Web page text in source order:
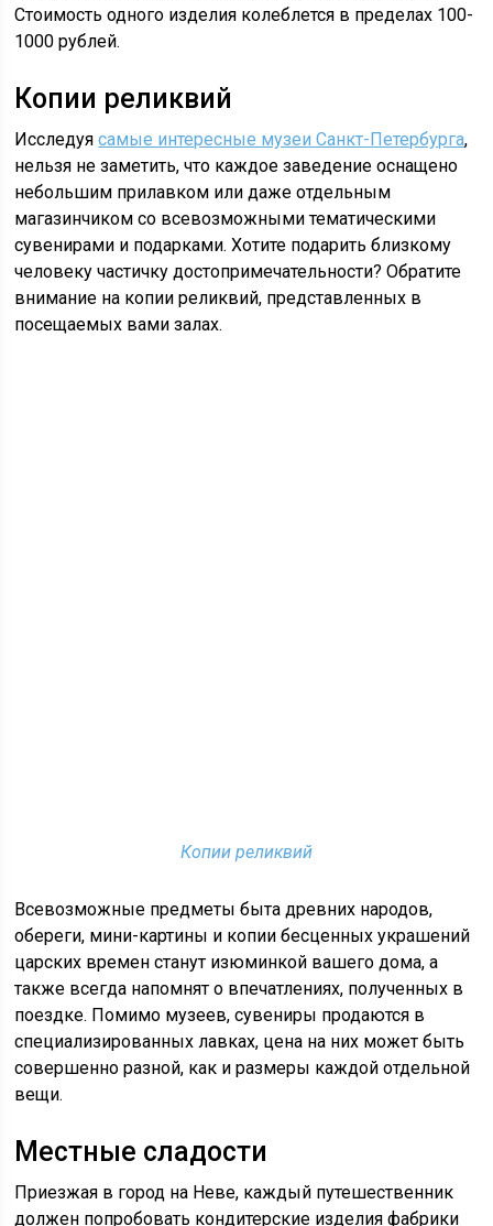
Стоимость одного изделия колеблется в пределах 100-
1000 рублей.
Копии реликвий
Исследуясамые интересные музеи Санкт-Петербурга,
нельзя не заметить, что каждое заведение оснащено
небольшим прилавком или даже отдельным
магазинчиком со всевозможными тематическими
сувенирами и подарками. Хотите подарить близкому
человеку частичку достопримечательности? Обратите
внимание на копии реликвий, представленных в
посещаемых вами залах.
Копии реликвий
Всевозможные предметы быта древних народов,
обереги, мини-картины и копии бесценных украшений
царских времен станут изюминкой вашего дома, а
также всегда напомнят о впечатлениях, полученных в
поездке. Помимо музеев, сувениры продаются в
специализированных лавках, цена на них может быть
совершенно разной, как и размеры каждой отдельной
вещи.
Местные сладости
Приезжая в город на Неве, каждый путешественник
должен попробовать кондитерские изделия фабрики